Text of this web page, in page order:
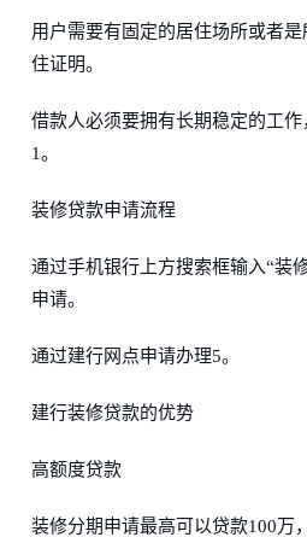
用户需要有固定的居住场所或者
住证明。
借款人必须要拥有长期稳定的工
1。
装修贷款申请流程
通过手机银行上方搜索框输入“装
申请。
通过建行网点申请办理5。
建行装修贷款的优势
高额度贷款
装修分期申请最高可以贷款100万